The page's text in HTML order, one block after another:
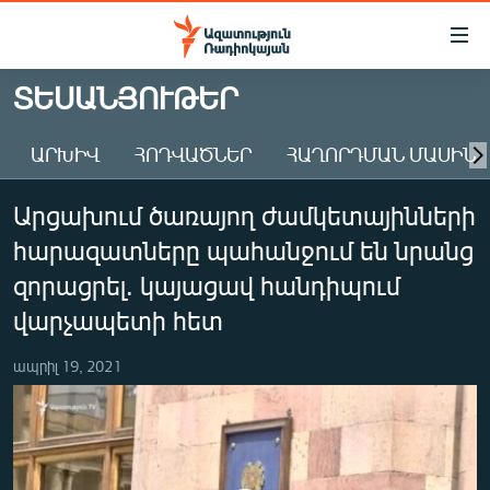
Մատչելիության
Անցնել
հիմնական
Անցնել
հիմնական
մենյուին
Որոնում
ԱԶԱՏՈՒԹՅՈՒՆ TV
ՀԱՅԱՍՏԱՆ
ԸՆՏՐՈՒԹՅՈՒՆՆԵՐ 2026
ԻՐԱՎՈՒՆՔ
ՀԱՍԱՐԱԿՈՒԹՅՈՒՆ
ՂԱՐԱԲԱՂ
ՊԱՏԵՐԱԶՄԻ 6 ՇԱԲԱԹՆԵՐԸ
ՏԱՐԱԾԱՇՐՋԱՆ
ՏԵՍԱՆՅՈՒԹԵՐ
ԱՐԽԻՎ ՀՈԴՎԱԾՆԵՐ ՀԱՂՈՐԴՄԱՆ ՄԱՍԻՆ
Արցախում ծառայող ժամկետայինների
հարազատները պահանջում են նրանց
զորացրել. կայացավ հանդիպում
վարչապետի հետ
ապրիլ 19, 2021